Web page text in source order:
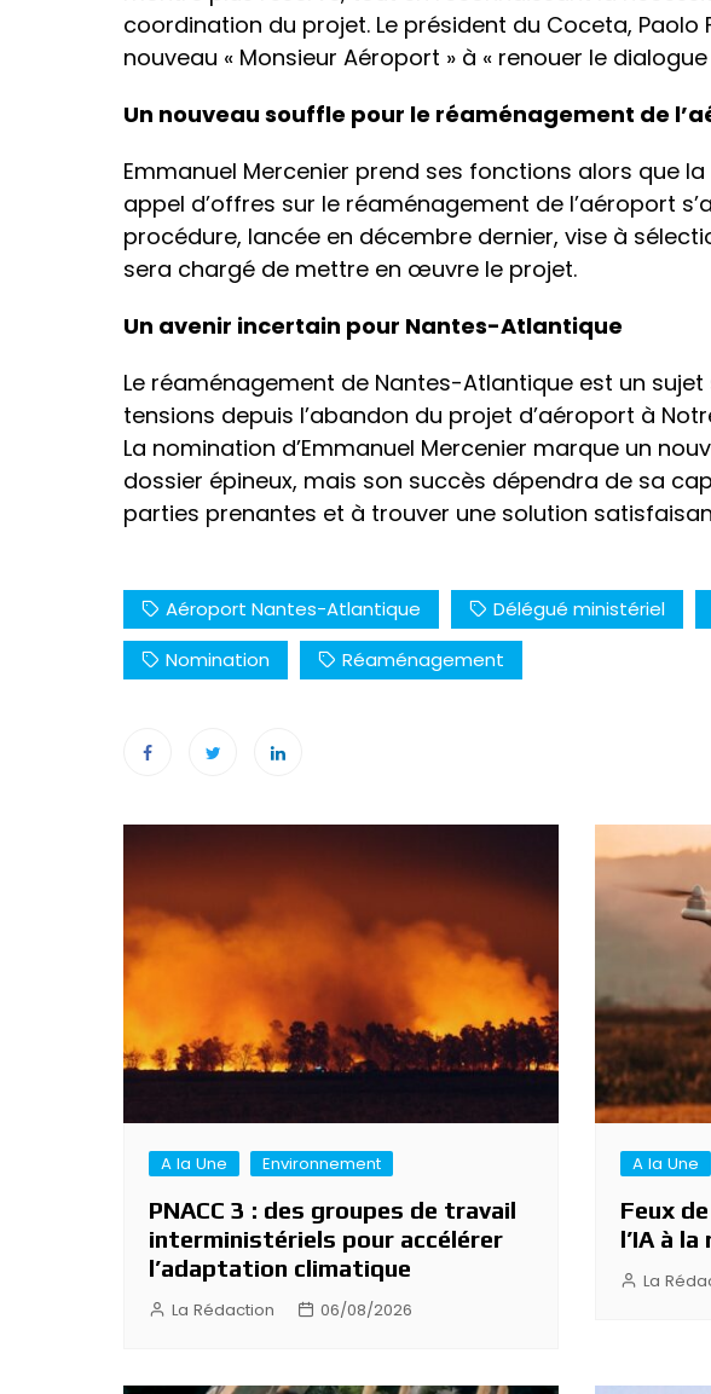
coordination du projet. Le président du Coceta,
nouveau « Monsieur Aéroport » à « renouer le
Un nouveau souffle pour le réaménagement de
Emmanuel Mercenier prend ses fonctions alors que
appel d’offres sur le réaménagement de l’aéroport
procédure, lancée en décembre dernier, vise à
sera chargé de mettre en œuvre le projet.
Un avenir incertain pour Nantes-Atlantique
Le réaménagement de Nantes-Atlantique est un
tensions depuis l’abandon du projet d’aéroport à
La nomination d’Emmanuel Mercenier marque un
dossier épineux, mais son succès dépendra de sa
parties prenantes et à trouver une solution
Aéroport Nantes-Atlantique Délégué ministériel
Nomination
Réaménagement
de
l’article
A la Une Environnement
PNACC 3 : des groupes de travail
interministériels pour accélérer
l’adaptation climatique
La Rédaction 06/08/2026
A la Une
Feux
l’IA à
La